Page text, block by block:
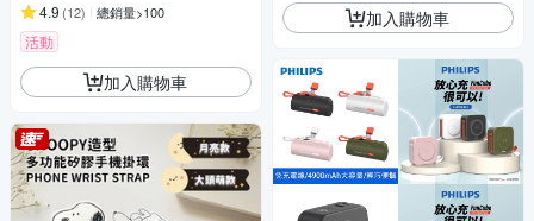
4.9 (12) 總銷量>100
活動
加入購物車
加入購物車